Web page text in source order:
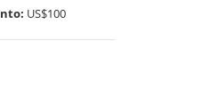
US$100